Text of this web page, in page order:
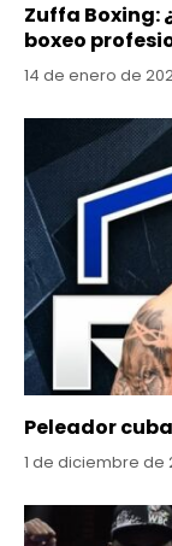
Zuffa Boxing:
boxeo
14 de enero de
Peleador
1 de diciembre de